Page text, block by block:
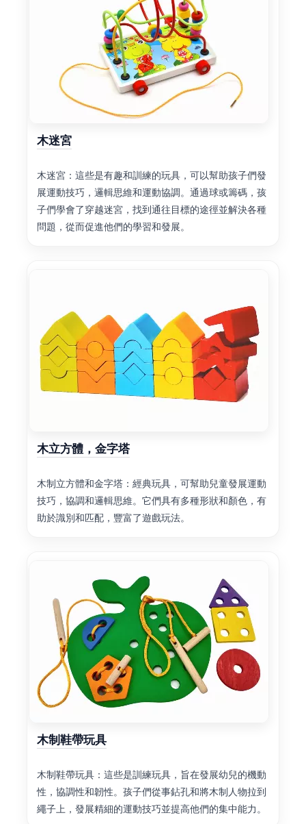
木迷宮
木迷宮：這些是有趣和訓練的玩具，可以幫助孩子們發
展運動技巧，邏輯思維和運動協調。通過球或籌碼，孩
子們學會了穿越迷宮，找到通往目標的途徑並解決各種
問題，從而促進他們的學習和發展。
木立方體，金字塔
木制立方體和金字塔：經典玩具，可幫助兒童發展運動
技巧，協調和邏輯思維。它們具有多種形狀和顏色，有
助於識別和匹配，豐富了遊戲玩法。
木制鞋帶玩具
木制鞋帶玩具：這些是訓練玩具，旨在發展幼兒的機動
性，協調性和韌性。孩子們從事鉆孔和將木制人物拉到
繩子上，發展精細的運動技巧並提高他們的集中能力。